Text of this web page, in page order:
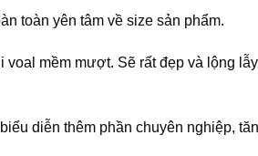
toàn yên tâm về size sản phẩm.
mềm mượt. Sẽ rất đẹp và lộng
diễn thêm phần chuyên nghiệp,